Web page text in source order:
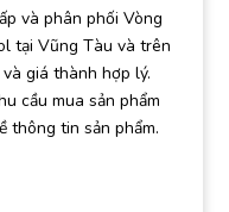
và phân phối Vòng
tại Vũng Tàu và trên
giá thành hợp lý.
cầu mua sản phẩm
thông tin sản phẩm.